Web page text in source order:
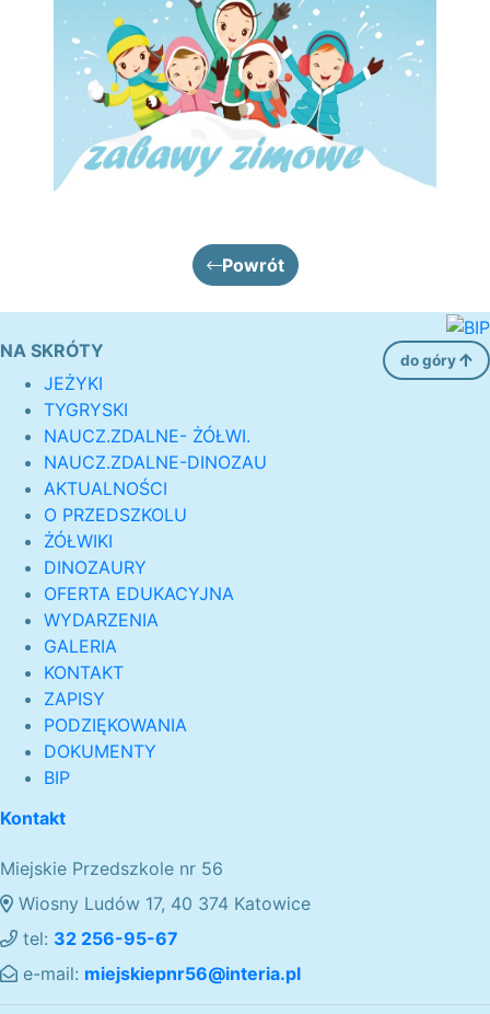
Powrót
NA SKRÓTY do góry
JEŻYKI
TYGRYSKI
NAUCZ.ZDALNE- ŻÓŁWI.
NAUCZ.ZDALNE-DINOZAU
AKTUALNOŚCI
O PRZEDSZKOLU
ŻÓŁWIKI
DINOZAURY
OFERTA EDUKACYJNA
WYDARZENIA
GALERIA
KONTAKT
ZAPISY
PODZIĘKOWANIA
DOKUMENTY
BIP
Kontakt
Miejskie Przedszkole nr 56
Wiosny Ludów 17, 40 374 Katowice
tel: 32 256-95-67
e-mail: miejskiepnr56@interia.pl